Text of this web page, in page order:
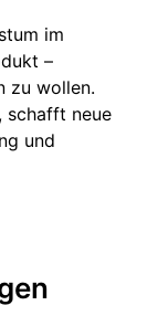
im
–
zu wollen.
schafft neue
und